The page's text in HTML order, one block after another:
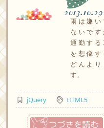
2013.10.29
雨は嫌い
ないです
通勤する
を想像す
どんより
す。
jQuery HTML5